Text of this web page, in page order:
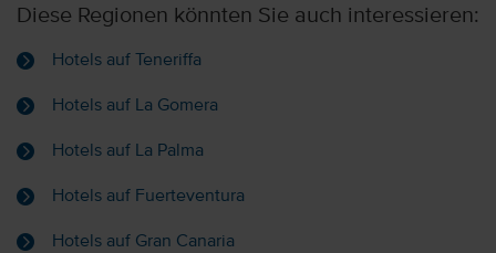
Diese Regionen könnten Sie auch interessieren:
Hotels auf Teneriffa
Hotels auf La Gomera
Hotels auf La Palma
Hotels auf Fuerteventura
Hotels auf Gran Canaria